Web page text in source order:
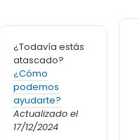
¿Todavía estás
atascado?
¿Cómo
podemos
ayudarte?
Actualizado el
17/12/2024